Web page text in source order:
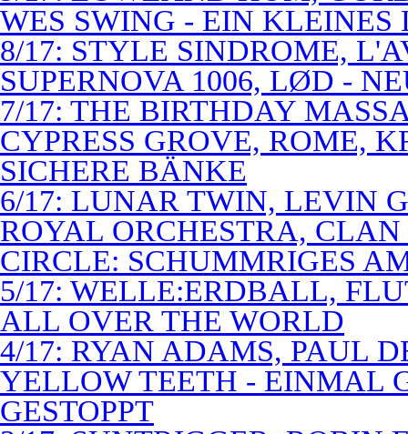
WES SWING - EIN KLEINES
8/17: STYLE SINDROME,
SUPERNOVA 1006, LØD -
7/17: THE BIRTHDAY
CYPRESS GROVE, ROME,
SICHERE BÄNKE
6/17: LUNAR TWIN, LEVIN
ROYAL ORCHESTRA,
CIRCLE: SCHUMMRIGES
5/17: WELLE:ERDBALL,
ALL OVER THE WORLD
4/17: RYAN ADAMS, PAUL
YELLOW TEETH - EINMAL
GESTOPPT